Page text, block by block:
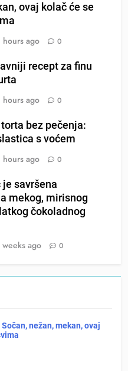
ovaj kolač će se
hours ago 0
recept za finu
hours ago 0
torta bez pečenja:
s voćem
hours ago 0
je savršena
mekog, mirisnog
čokoladnog
weeks ago 0
nežan, mekan, ovaj